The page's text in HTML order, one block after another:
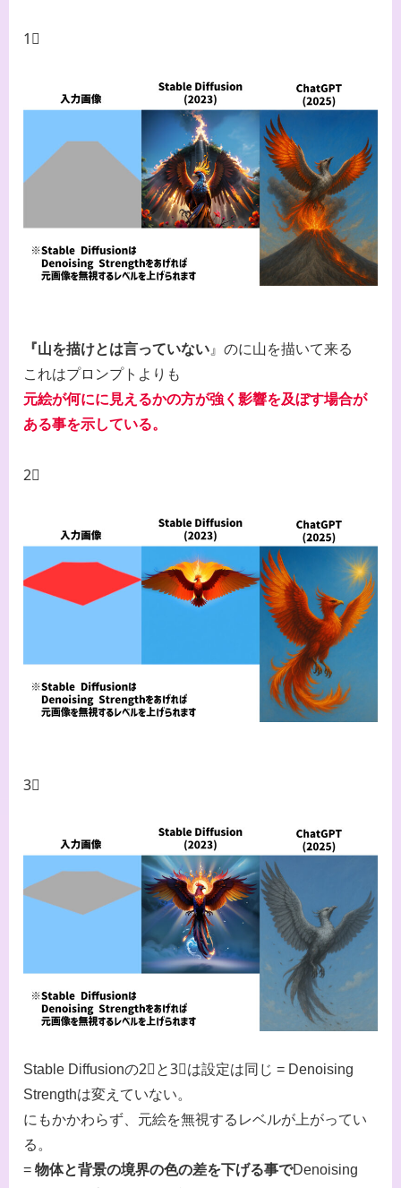
1⃣
『山を描けとは言っていない 』のに山を描いて来る
これはプロンプトよりも
元絵が何にに見えるかの方が強く影響を及ぼす場合が
ある事を示している。
2⃣
3⃣
Stable Diffusionの2⃣と3⃣は設定は同じ = Denoising
Strengthは変えていない。
にもかかわらず、元絵を無視するレベルが上がってい
る。
= 物体と背景の境界の色の差を下げる事でDenoising